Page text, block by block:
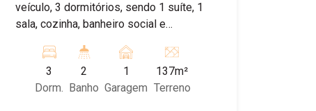
veículo, 3 dormitórios, sendo 1 suíte, 1
sala, cozinha, banheiro social e
3
Dorm.
2
Banho
1
Garagem
137m²
Terreno